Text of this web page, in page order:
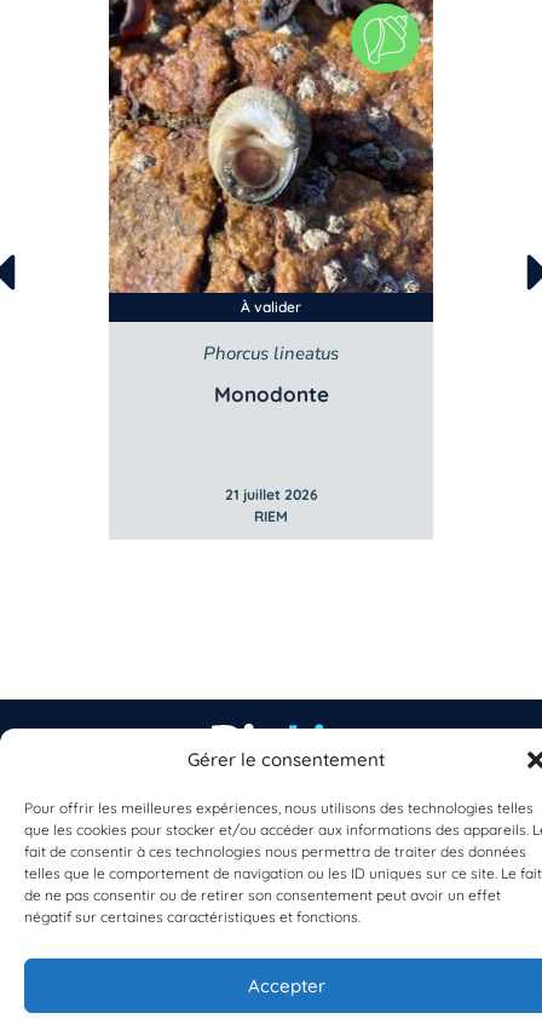
Gérer le consentement
Pour offrir les meilleures expériences, nous utilisons des technologies telles
que les cookies pour stocker et/ou accéder aux informations des appareils.
fait de consentir à ces technologies nous permettra de traiter des données
telles que le comportement de navigation ou les ID uniques sur ce site. Le fait
de ne pas consentir ou de retirer son consentement peut avoir un effet
négatif sur certaines caractéristiques et fonctions.
Accepter
À valider
Phorcus lineatus
Monodonte
21 juillet 2026
RIEM
EST UN PROGRAMME DE
S'INSCRIRE À LA NEWSLETTER